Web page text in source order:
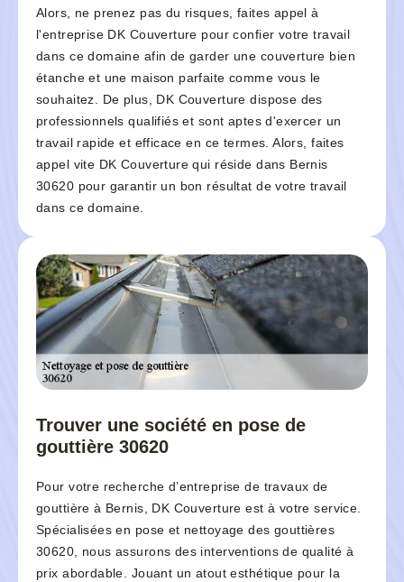
Alors, ne prenez pas du risques, faites appel à
l'entreprise DK Couverture pour confier votre travail
dans ce domaine afin de garder une couverture bien
étanche et une maison parfaite comme vous le
souhaitez. De plus, DK Couverture dispose des
professionnels qualifiés et sont aptes d'exercer un
travail rapide et efficace en ce termes. Alors, faites
appel vite DK Couverture qui réside dans Bernis
30620 pour garantir un bon résultat de votre travail
dans ce domaine.
Trouver une société en pose de
gouttière 30620
Pour votre recherche d’entreprise de travaux de
gouttière à Bernis, DK Couverture est à votre service.
Spécialisées en pose et nettoyage des gouttières
30620, nous assurons des interventions de qualité à
prix abordable. Jouant un atout esthétique pour la